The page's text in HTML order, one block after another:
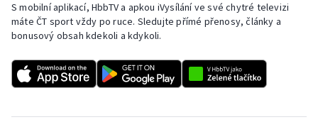
Rychlostní kanoistika
Short track
Sportovní střelba
S mobilní aplikací, HbbTV a apkou iVysílání ve své chytré televizi
máte ČT sport vždy po ruce. Sledujte přímé přenosy, články a
bonusový obsah kdekoli a kdykoli.